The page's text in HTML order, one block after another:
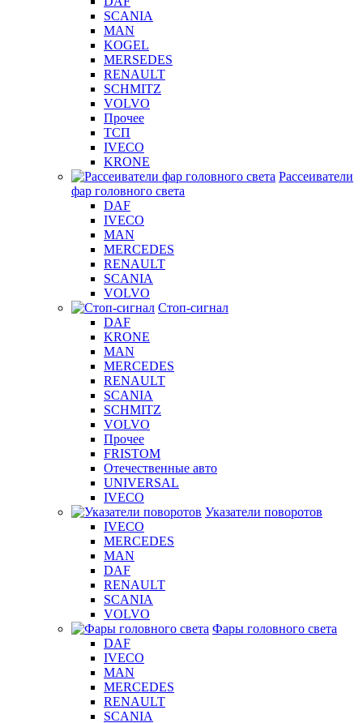
SCANIA
MAN
KOGEL
MERSEDES
RENAULT
SCHMITZ
VOLVO
Прочее
ТСП
IVECO
KRONE
Рассеиватели
фар головного света
DAF
IVECO
MAN
MERCEDES
RENAULT
SCANIA
VOLVO
Стоп-сигнал
DAF
KRONE
MAN
MERCEDES
RENAULT
SCANIA
SCHMITZ
VOLVO
Прочее
FRISTOM
Отечественные авто
UNIVERSAL
IVECO
Указатели поворотов
IVECO
MERCEDES
MAN
DAF
RENAULT
SCANIA
VOLVO
Фары головного света
DAF
IVECO
MAN
MERCEDES
RENAULT
SCANIA